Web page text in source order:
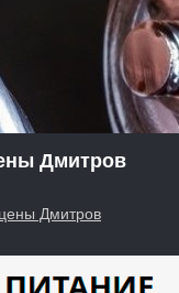
Дмитров
Дмитров